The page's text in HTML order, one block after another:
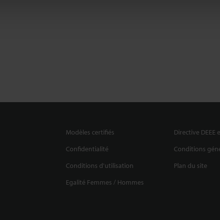
Modèles certifiés
Directive DEEE
Confidentialité
Conditions
Conditions d'utilisation
Plan du site
Egalité Femmes / Hommes